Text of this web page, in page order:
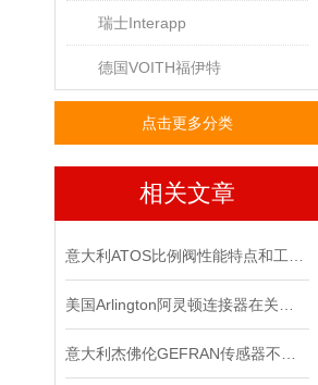
瑞士Interapp
德国VOITH福伊特
点击更多分类
相关文章